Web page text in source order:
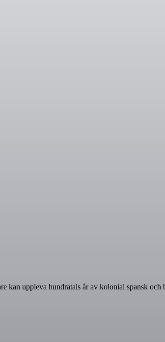
kan uppleva hundratals år av kolonial spansk